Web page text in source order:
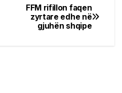
FFM rifillon faqen
zyrtare edhe në
gjuhën shqipe